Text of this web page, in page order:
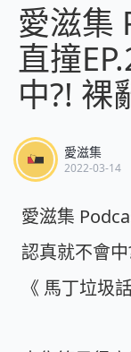
愛滋集
直撞
中?! 裸
愛滋集
2022-03-14
愛滋集
認真就不會中
《 馬丁垃圾